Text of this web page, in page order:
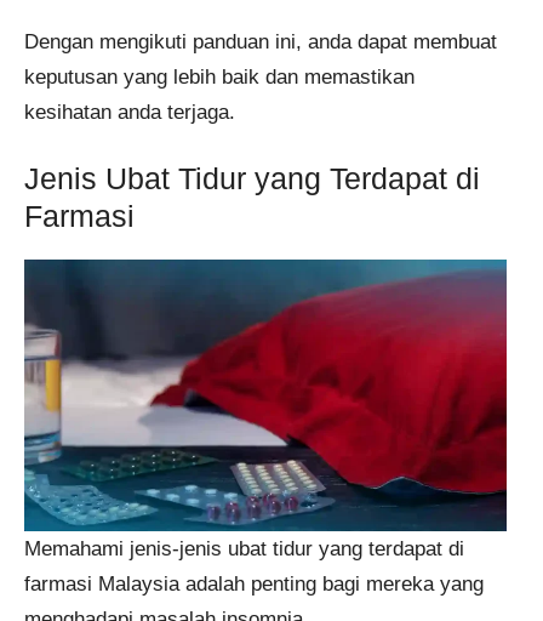
Dengan mengikuti panduan ini, anda dapat membuat
keputusan yang lebih baik dan memastikan
kesihatan anda terjaga.
Jenis Ubat Tidur yang Terdapat di
Farmasi
Memahami jenis-jenis ubat tidur yang terdapat di
farmasi Malaysia adalah penting bagi mereka yang